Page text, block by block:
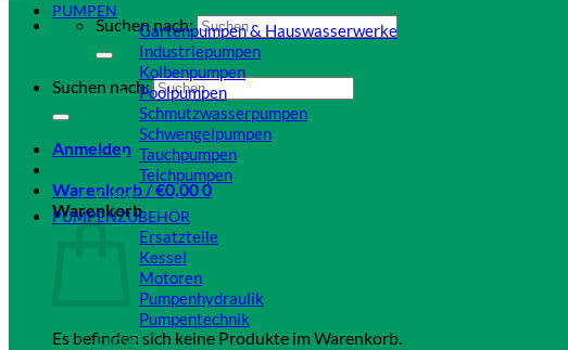
Suchen nach:
Suchen nach:
Anmelden
Warenkorb /€0,000
Warenkorb
Es befinden sich keine Produkte im Warenkorb.
PUMPEN
Gartenpumpen & Hauswasserwerke
Industriepumpen
Kolbenpumpen
Poolpumpen
Schmutzwasserpumpen
Schwengelpumpen
Tauchpumpen
Teichpumpen
Close
PUMPENZUBEHÖR
Ersatzteile
Kessel
Motoren
Pumpenhydraulik
Pumpentechnik
Close